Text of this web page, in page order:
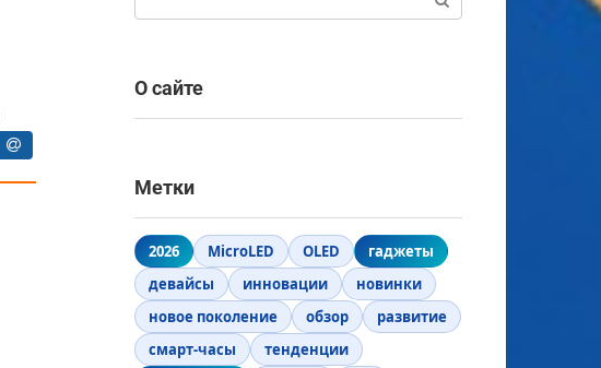
О сайте
Метки
2026 MicroLED OLED
гаджеты
девайсы
инновации
новинки
новое поколение
обзор
развитие
смарт-часы
тенденции